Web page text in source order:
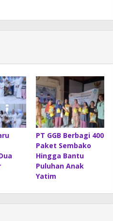
PT GGB Berbagi 400
Paket Sembako
Hingga Bantu
Puluhan Anak
Yatim